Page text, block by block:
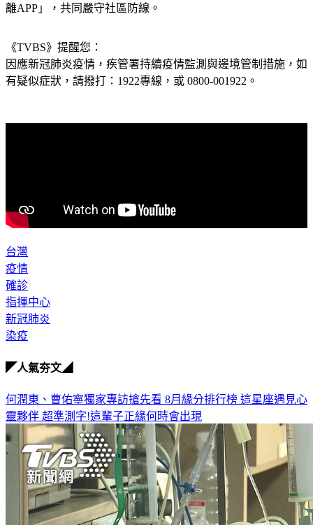
離APP」，共同嚴守社區防線。
《TVBS》提醒您：
因應新冠肺炎疫情，疾管署持續疫情監測與邊境管制措施， 如
有疑似症狀，請撥打：1922專線，或 0800-001922。
台灣
疫情
確診
指揮中心
新冠肺炎
染疫
◤人氣夯文◢
何潤東、曹佑寧獨家專訪搶先看 8月緣分排行榜 這星座遇見心
靈夥伴 超準測字!這輩子正緣何時會出現